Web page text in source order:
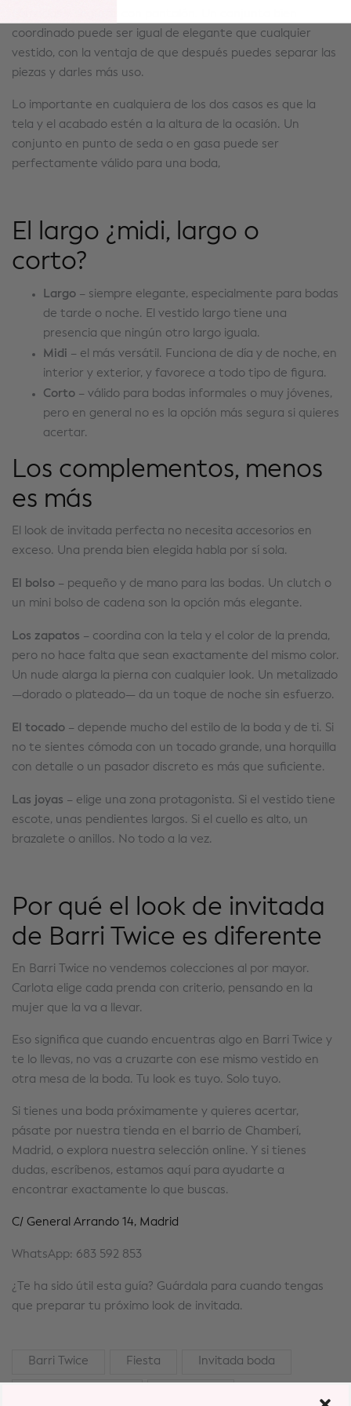
coordinado puede ser igual de elegante que cualquier
vestido, con la ventaja de que después puedes separar las
piezas y darles más uso.
Lo importante en cualquiera de los dos casos es que la
tela y el acabado estén a la altura de la ocasión. Un
conjunto en punto de seda o en gasa puede ser
perfectamente válido para una boda,
El largo ¿midi, largo o
corto?
Largo – siempre elegante, especialmente para bodas
de tarde o noche. El vestido largo tiene una
presencia que ningún otro largo iguala.
Midi – el más versátil. Funciona de día y de noche, en
interior y exterior, y favorece a todo tipo de figura.
Corto – válido para bodas informales o muy jóvenes,
pero en general no es la opción más segura si quieres
acertar.
Los complementos, menos
es más
El look de invitada perfecta no necesita accesorios en
exceso. Una prenda bien elegida habla por sí sola.
El bolso – pequeño y de mano para las bodas. Un clutch o
un mini bolso de cadena son la opción más elegante.
Los zapatos – coordina con la tela y el color de la prenda,
pero no hace falta que sean exactamente del mismo color.
Un nude alarga la pierna con cualquier look. Un metalizado
—dorado o plateado— da un toque de noche sin esfuerzo.
El tocado – depende mucho del estilo de la boda y de ti. Si
no te sientes cómoda con un tocado grande, una horquilla
con detalle o un pasador discreto es más que suficiente.
Las joyas – elige una zona protagonista. Si el vestido tiene
escote, unas pendientes largos. Si el cuello es alto, un
brazalete o anillos. No todo a la vez.
Por qué el look de invitada
de Barri Twice es diferente
En Barri Twice no vendemos colecciones al por mayor.
Carlota elige cada prenda con criterio, pensando en la
mujer que la va a llevar.
Eso significa que cuando encuentras algo en Barri Twice y
te lo llevas, no vas a cruzarte con ese mismo vestido en
otra mesa de la boda. Tu look es tuyo. Solo tuyo.
Si tienes una boda próximamente y quieres acertar,
pásate por nuestra tienda en el barrio de Chamberí,
Madrid, o explora nuestra selección online. Y si tienes
dudas, escríbenos, estamos aquí para ayudarte a
encontrar exactamente lo que buscas.
C/ General Arrando 14, Madrid
WhatsApp: 683 592 853
¿Te ha sido útil esta guía? Guárdala para cuando tengas
que preparar tu próximo look de invitada.
Barri Twice Fiesta Invitada boda